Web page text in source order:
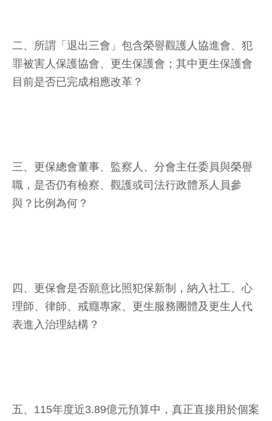
二、所謂「退出三會」包含榮譽觀護人協進會、犯
罪被害人保護協會、更生保護會；其中更生保護會
目前是否已完成相應改革？
三、更保總會董事、監察人、分會主任委員與榮譽
職，是否仍有檢察、觀護或司法行政體系人員參
與？比例為何？
四、更保會是否願意比照犯保新制，納入社工、心
理師、律師、戒癮專家、更生服務團體及更生人代
表進入治理結構？
五、115年度近3.89億元預算中，真正直接用於個案